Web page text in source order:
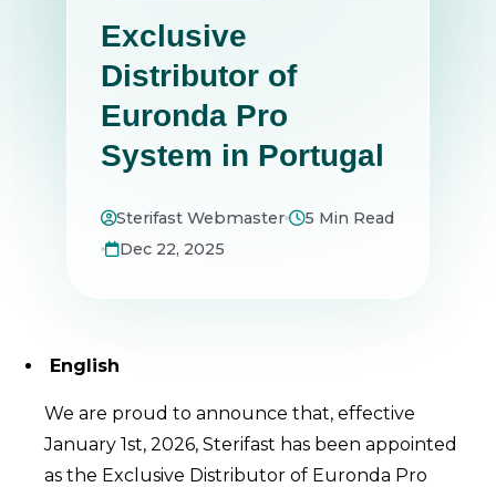
Exclusive
Distributor of
Euronda Pro
System in Portugal
Sterifast Webmaster
5 Min Read
Dec 22, 2025
English
We are proud to announce that, effective
January 1st, 2026, Sterifast has been appointed
as the Exclusive Distributor of Euronda Pro